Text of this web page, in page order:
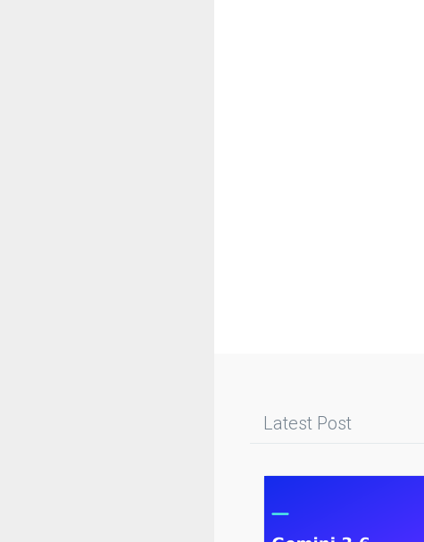
Latest Post